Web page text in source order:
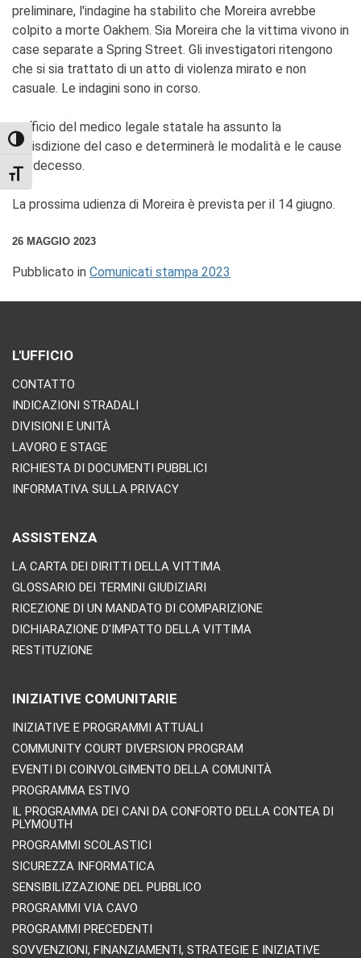
TOGGLE HIGH CONTRAST
TOGGLE FONT SIZE
preliminare, l'indagine ha stabilito che Moreira avrebbe
colpito a morte Oakhem. Sia Moreira che la vittima vivono in
case separate a Spring Street. Gli investigatori ritengono
che si sia trattato di un atto di violenza mirato e non
casuale. Le indagini sono in corso.
L'Ufficio del medico legale statale ha assunto la
giurisdizione del caso e determinerà le modalità e le cause
del decesso.
La prossima udienza di Moreira è prevista per il 14 giugno.
26 MAGGIO 2023
Pubblicato in Comunicati stampa 2023
L'UFFICIO
CONTATTO
INDICAZIONI STRADALI
DIVISIONI E UNITÀ
LAVORO E STAGE
RICHIESTA DI DOCUMENTI PUBBLICI
INFORMATIVA SULLA PRIVACY
ASSISTENZA
LA CARTA DEI DIRITTI DELLA VITTIMA
GLOSSARIO DEI TERMINI GIUDIZIARI
RICEZIONE DI UN MANDATO DI COMPARIZIONE
DICHIARAZIONE D'IMPATTO DELLA VITTIMA
RESTITUZIONE
INIZIATIVE COMUNITARIE
INIZIATIVE E PROGRAMMI ATTUALI
COMMUNITY COURT DIVERSION PROGRAM
EVENTI DI COINVOLGIMENTO DELLA COMUNITÀ
PROGRAMMA ESTIVO
IL PROGRAMMA DEI CANI DA CONFORTO DELLA CONTEA DI
PLYMOUTH
PROGRAMMI SCOLASTICI
SICUREZZA INFORMATICA
SENSIBILIZZAZIONE DEL PUBBLICO
PROGRAMMI VIA CAVO
PROGRAMMI PRECEDENTI
SOVVENZIONI, FINANZIAMENTI, STRATEGIE E INIZIATIVE